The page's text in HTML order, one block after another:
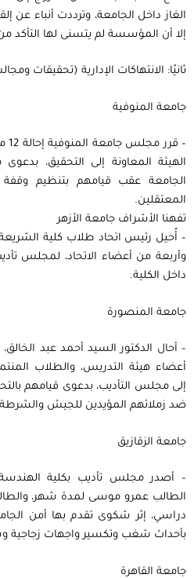
الغاز داخل الجامعة، وترددت أنباء عن
إلا أن المؤسسة لم يتسنى لها التأكد
ثانيًا: الانتهاكات الإدارية (تحقيقات
جامعة المنوفية
الهيئة المعاونة إلى التحقيق،
الجامعة عقب قيامهم بتنظيم وقفة
المعتقلين.
تفهنا الأشراف جامعة الأزهر
– أُحيل رئيس اتحاد طلاب كلية الشريعة
وأربعة من أعضاء الاتحاد، لمجلس
داخل الكلية.
جامعة المنصورة
أعضاء هيئة التدريس، والطلاب
إلى مجلس التأديب، بدعوى قيامهم
ضد زملائهم المؤيدين للجيش والشرطة
جامعة الزقازيق
– أصدر مجلس تأديب بكلية الهندسة
الطالب عمرو موسى لمدة شهر،
دراسي، إثر شكوى تقدم بها أمن
بأحداث شغب وتكسير واجهات زجاجية
جامعة القاهرة